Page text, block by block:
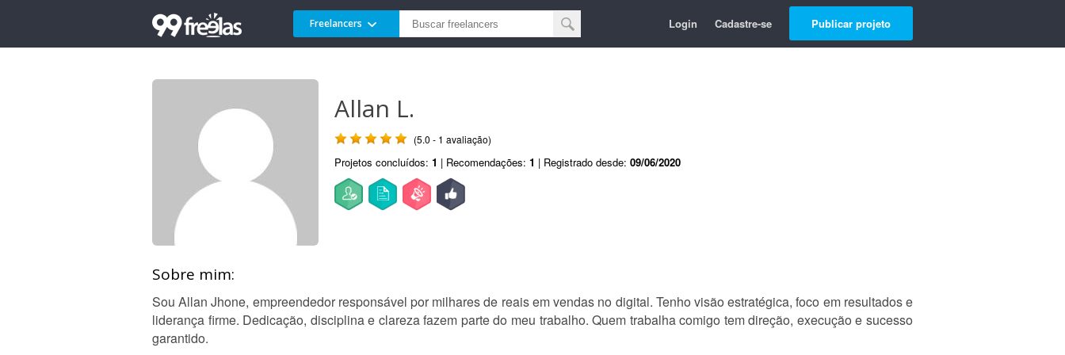
Freelancers Login Cadastre-se Publicar projeto
Allan L.
(5.0 - 1 avaliação)
Projetos concluídos: 1 | Recomendações: 1 | Registrado desde: 09/06/2020
Sobre mim:
Sou Allan Jhone, empreendedor responsável por milhares de reais em vendas no digital. Tenho visão estratégica, foco em resultados e
liderança firme. Dedicação, disciplina e clareza fazem parte do meu trabalho. Quem trabalha comigo tem direção, execução e sucesso
garantido.